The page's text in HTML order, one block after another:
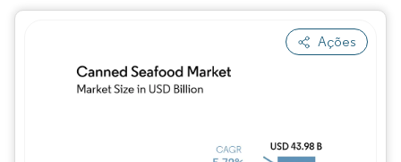
Ações